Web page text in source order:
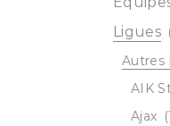
Ligues
Autres
AIK
Ajax